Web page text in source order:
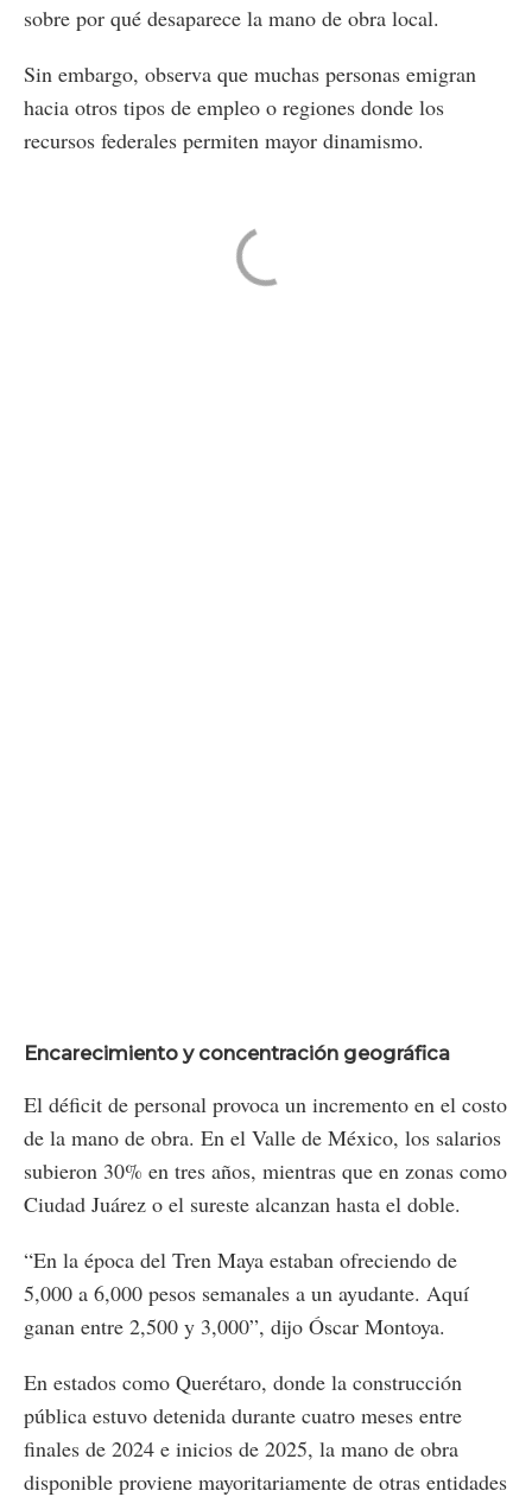
sobre por qué desaparece la mano de obra local.
Sin embargo, observa que muchas personas emigran
hacia otros tipos de empleo o regiones donde los
recursos federales permiten mayor dinamismo.
Encarecimiento y concentración geográfica
El déficit de personal provoca un incremento en el costo
de la mano de obra. En el Valle de México, los salarios
subieron 30% en tres años, mientras que en zonas como
Ciudad Juárez o el sureste alcanzan hasta el doble.
“En la época del Tren Maya estaban ofreciendo de
5,000 a 6,000 pesos semanales a un ayudante. Aquí
ganan entre 2,500 y 3,000”, dijo Óscar Montoya.
En estados como Querétaro, donde la construcción
pública estuvo detenida durante cuatro meses entre
finales de 2024 e inicios de 2025, la mano de obra
disponible proviene mayoritariamente de otras entidades